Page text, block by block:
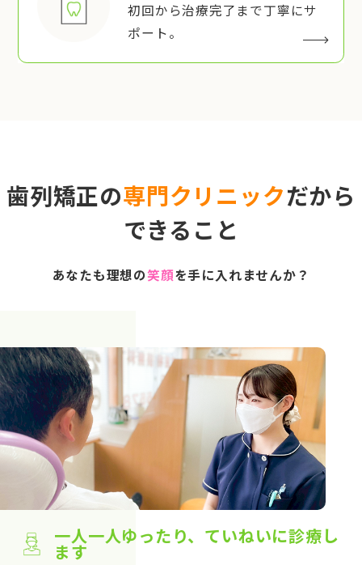
初回から治療完了まで丁寧にサ
ポート。
歯列矯正の専門クリニックだから
できること
あなたも理想の笑顔を手に入れませんか？
一人一人ゆったり、ていねいに診療し
ます